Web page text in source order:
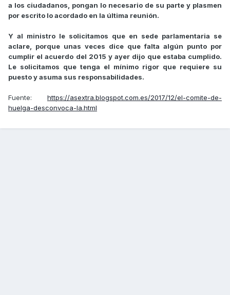
a los ciudadanos, pongan lo necesario de su parte y plasmen
por escrito lo acordado en la última reunión.
Y al ministro le solicitamos que en sede parlamentaria se
aclare, porque unas veces dice que falta algún punto por
cumplir el acuerdo del 2015 y ayer dijo que estaba cumplido.
Le solicitamos que tenga el mínimo rigor que requiere su
puesto y asuma sus responsabilidades.
Fuente: https://asextra.blogspot.com.es/2017/12/el-comite-de-
huelga-desconvoca-la.html